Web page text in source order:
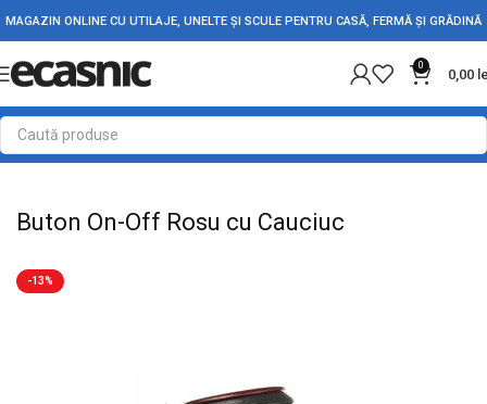
MAGAZIN ONLINE CU UTILAJE, UNELTE ȘI SCULE PENTRU CASĂ, FERMĂ ȘI GRĂDINĂ
0
0,00
Prima pagină Electrice Intrerupatoare - Butoane
Buton On-Off Rosu cu Cauciuc
-13%